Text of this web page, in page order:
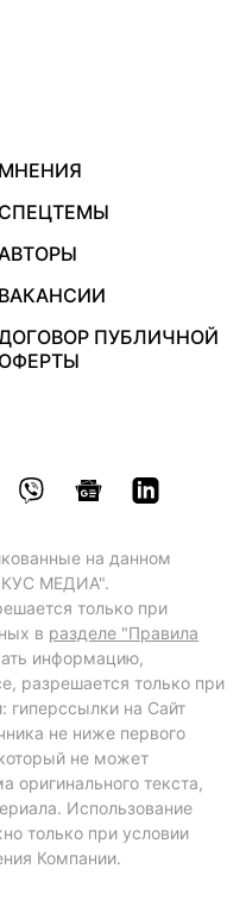
МНЕНИЯ
СПЕЦТЕМЫ
ВАКАНСИИ
ПУБЛИЧНОЙ
ОФЕРТЫ
на данном
МЕДИА".
только при
в разделе "Правила
информацию,
разрешается только при
гиперссылки на Сайт
не ниже первого
не может
оригинального текста,
Использование
только при условии
Компании.